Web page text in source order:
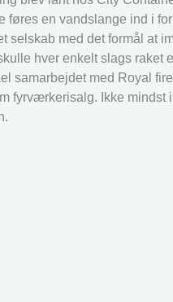
føres en vandslange ind i
selskab med det formål
hver enkelt slags
samarbejdet med Royal
fyrværkerisalg. Ikke